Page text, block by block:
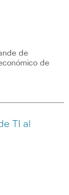
de
de
TI al